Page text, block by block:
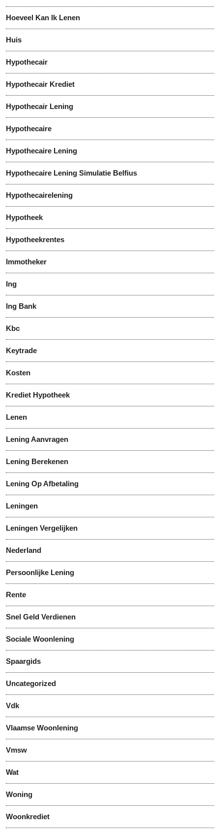
Hoeveel Kan Ik Lenen
Huis
Hypothecair
Hypothecair Krediet
Hypothecair Lening
Hypothecaire
Hypothecaire Lening
Hypothecaire Lening Simulatie Belfius
Hypothecairelening
Hypotheek
Hypotheekrentes
Immotheker
Ing
Ing Bank
Kbc
Keytrade
Kosten
Krediet Hypotheek
Lenen
Lening Aanvragen
Lening Berekenen
Lening Op Afbetaling
Leningen
Leningen Vergelijken
Nederland
Persoonlijke Lening
Rente
Snel Geld Verdienen
Sociale Woonlening
Spaargids
Uncategorized
Vdk
Vlaamse Woonlening
Vmsw
Wat
Woning
Woonkrediet